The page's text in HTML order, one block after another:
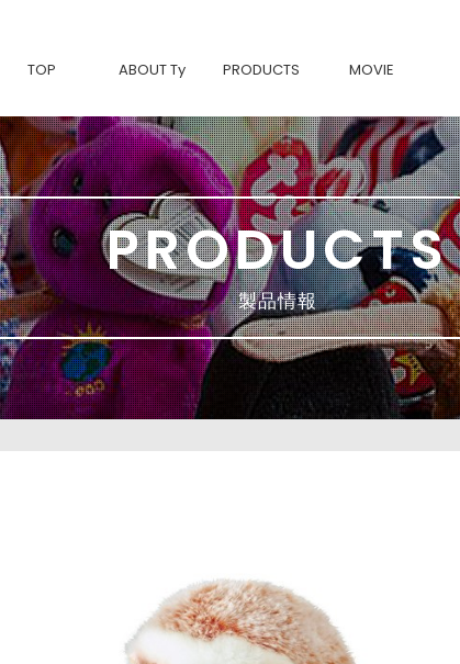
TOP ABOUT Ty
Tyについて
Ty製品の魅力
PRODUCTS
BEANIE BABIES-復刻-
Beanie Bouncers
BEANIE BOOS
BEANIE BELLIES
BEANIE BABIES
SQUISH A BOOS
BEANIE BALLS
TEENy Tys
MINI BOOS
Ty FASHION
movies & TV
Classic
MOVIE
PRODUCTS
製品情報